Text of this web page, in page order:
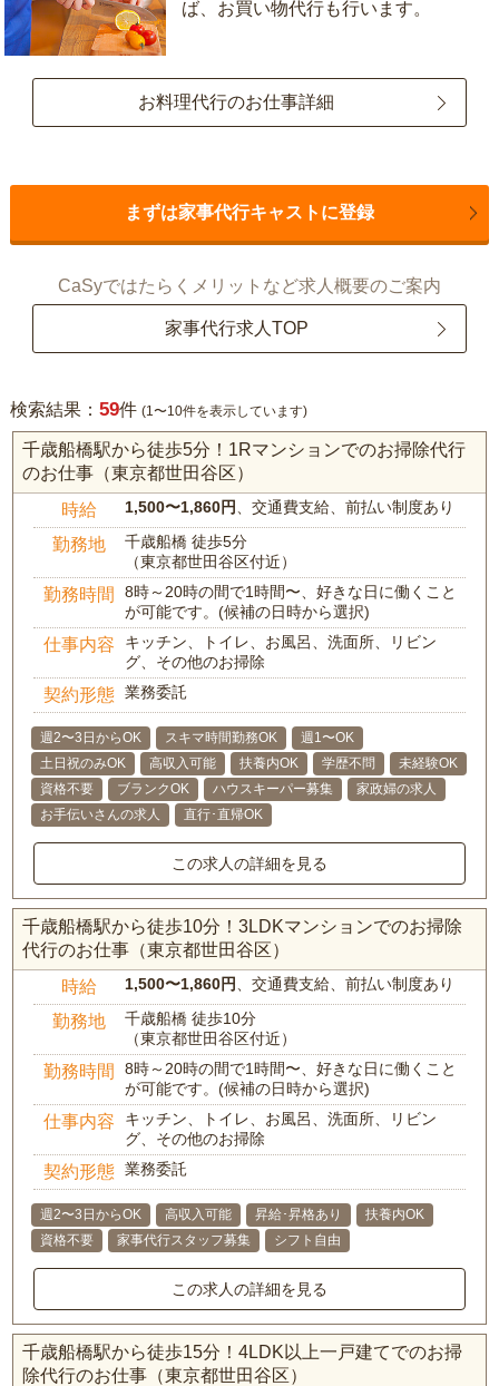
ば、お買い物代行も行います。
お料理代行のお仕事詳細
まずは家事代行キャストに登録
CaSyではたらくメリットなど求人概要のご案内
家事代行求人TOP
検索結果： 59件 (1〜10件を表示しています)
千歳船橋駅から徒歩5分！1Rマンションでのお掃除代行
のお仕事（東京都世田谷区）
時給 1,500〜1,860円 、交通費支給、前払い制度あり
勤務地
千歳船橋 徒歩5分
（東京都世田谷区付近）
勤務時間
8時～20時の間で1時間〜、好きな日に働くこと
が可能です。(候補の日時から選択)
仕事内容
キッチン、トイレ、お風呂、洗面所、リビン
グ、その他のお掃除
契約形態 業務委託
週2〜3日からOK スキマ時間勤務OK
週1〜OK
土日祝のみOK
高収入可能 扶養内OK 学歴不問
未経験OK
資格不要
ブランクOK ハウスキーパー募集
家政婦の求人
お手伝いさんの求人
直行･直帰OK
この求人の詳細を見る
千歳船橋駅から徒歩10分！3LDKマンションでのお掃除
代行のお仕事（東京都世田谷区）
時給 1,500〜1,860円 、交通費支給、前払い制度あり
勤務地
千歳船橋 徒歩10分
（東京都世田谷区付近）
勤務時間
8時～20時の間で1時間〜、好きな日に働くこと
が可能です。(候補の日時から選択)
仕事内容
キッチン、トイレ、お風呂、洗面所、リビン
グ、その他のお掃除
契約形態 業務委託
週2〜3日からOK 高収入可能 昇給･昇格あり
扶養内OK
資格不要
家事代行スタッフ募集 シフト自由
この求人の詳細を見る
千歳船橋駅から徒歩15分！4LDK以上一戸建てでのお掃
除代行のお仕事（東京都世田谷区）